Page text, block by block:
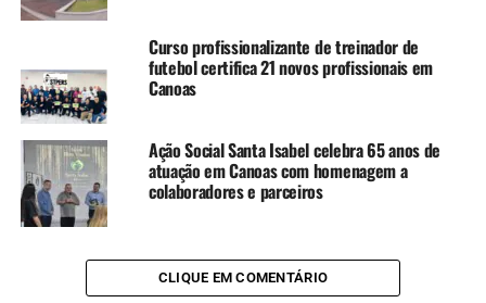
Curso profissionalizante de treinador de
futebol certifica 21 novos profissionais em
Canoas
Ação Social Santa Isabel celebra 65 anos de
atuação em Canoas com homenagem a
colaboradores e parceiros
CLIQUE EM COMENTÁRIO